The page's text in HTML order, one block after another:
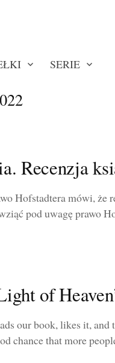
SERIE
Recenzja
Hofstadtera mówi, że
pod uwagę prawo
of
our book, likes it, and
chance that more